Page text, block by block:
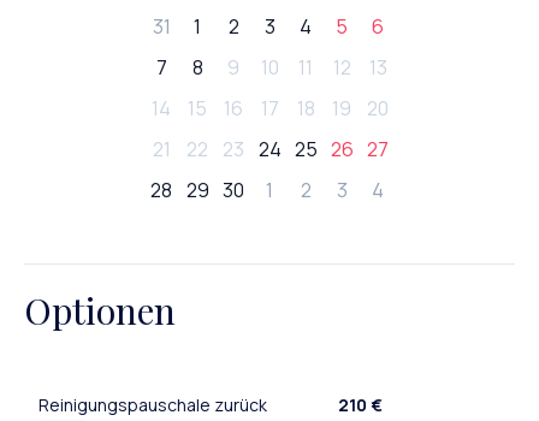
31 1 2 3 4 5
6
7
8 9 10 11 12
13
14
15 16 17 18 19
20
21
22 23 24 25 26 27
28 29 30 1 2 3 4
Optionen
Reinigungspauschale zurück 210 €